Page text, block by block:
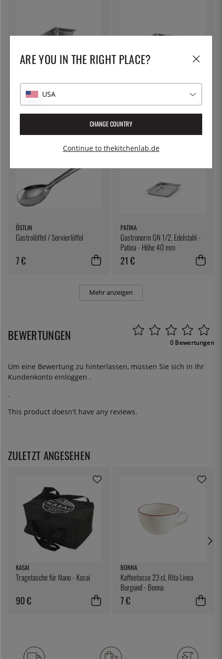
Gastronorm GN 1/2, Edelstahl -
Patina - Höhe 150 mm
36 € 23 €
ÖSTLIN
Gastrolöffel / Servierlöffel
7 €
PATINA
Gastronorm GN 1/2, Edelstahl -
Patina - Höhe 40 mm
21 €
Mehr anzeigen
BEWERTUNGEN 0 Bewertungen
Um eine Bewertung zu hinterlassen, müssen Sie sich in Ihr
Kundenkonto einloggen .
.
This product doesn't have any reviews.
ZULETZT ANGESEHEN
KASAI
Tragetasche für Nano - Kasai
90 €
BONNA
Kaffeetasse 23 cl, Rita Linea
Burgund - Bonna
7 €
ARE YOU IN THE RIGHT PLACE?
USA
CHANGE COUNTRY
Continue to thekitchenlab.de